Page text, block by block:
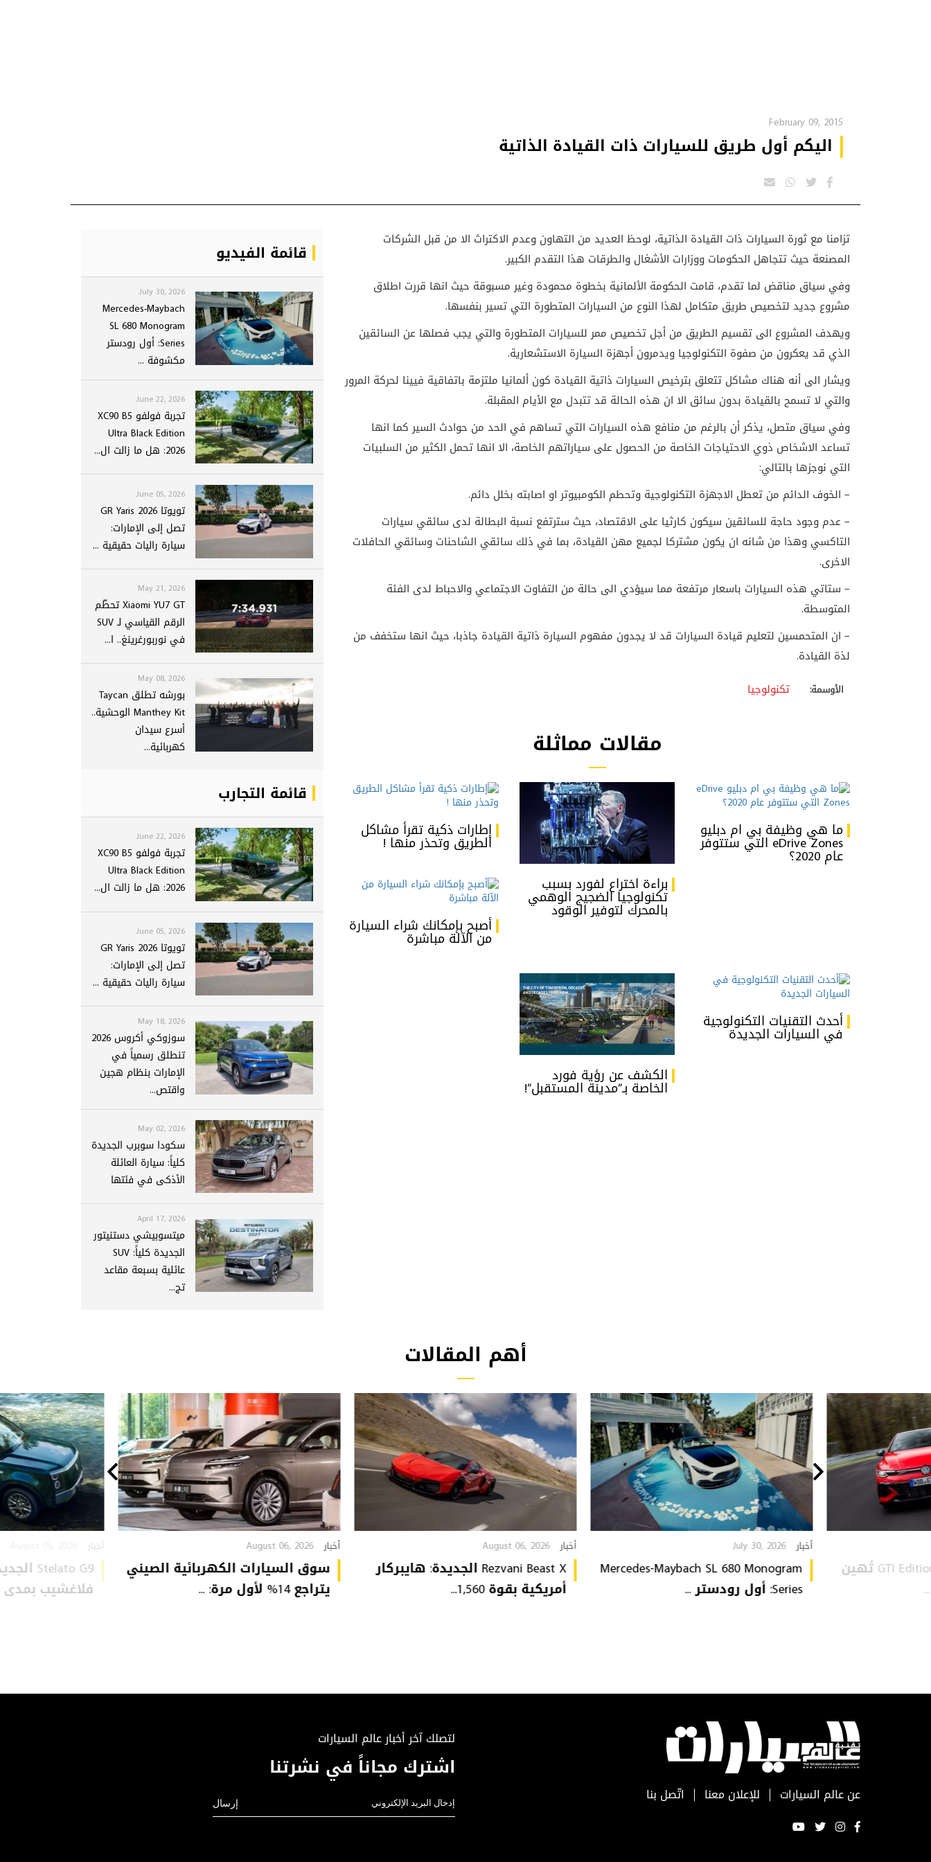
February 09, 2015
اليكم أول طريق للسيارات ذات القيادة الذاتية
تزامنا مع ثورة السيارات ذات القيادة الذاتية، لوحظ العديد من التهاون وعدم الاكتراث الا من قبل الشركات
المصنعة حيث تتجاهل الحكومات ووزارات الأشغال والطرقات هذا التقدم الكبير.
وفي سياق مناقض لما تقدم، قامت الحكومة الألمانية بخطوة محمودة وغير مسبوقة حيث انها قررت اطلاق
مشروع جديد لتخصيص طريق متكامل لهذا النوع من السيارات المتطورة التي تسير بنفسها.
ويهدف المشروع الى تقسيم الطريق من أجل تخصيص ممر للسيارات المتطورة والتي يجب فصلها عن السائقين
الذي قد يعكرون من صفوة التكنولوجيا ويدمرون أجهزة السيارة الاستشعارية.
ويشار الى أنه هناك مشاكل تتعلق بترخيص السيارات ذاتية القيادة كون ألمانيا ملتزمة باتفاقية فيينا لحركة المرور
والتي لا تسمح بالقيادة بدون سائق الا ان هذه الحالة قد تتبدل مع الأيام المقبلة.
وفي سياق متصل، يذكر أن بالرغم من منافع هذه السيارات التي تساهم في الحد من حوادث السير كما انها
تساعد الاشخاص ذوي الاحتياجات الخاصة من الحصول على سياراتهم الخاصة، الا انها تحمل الكثير من السلبيات
التي نوجزها بالتالي:
– الخوف الدائم من تعطل الاجهزة التكنولوجية وتحطم الكومبيوتر او اصابته بخلل دائم.
– عدم وجود حاجة للسائقين سيكون كارثيا على الاقتصاد، حيث سترتفع نسبة البطالة لدى سائقي سيارات
التاكسي وهذا من شانه ان يكون مشتركا لجميع مهن القيادة، بما في ذلك سائقي الشاحنات وسائقي الحافلات
الاخرى.
– ستاتي هذه السيارات باسعار مرتفعة مما سيؤدي الى حالة من التفاوت الاجتماعي والاحباط لدى الفئة
المتوسطة.
– ان المتحمسين لتعليم قيادة السيارات قد لا يجدون مفهوم السيارة ذاتية القيادة جاذبا، حيث انها ستخفف من
لذة القيادة.
الأوسمة: تكنولوجيا
مقالات مماثلة
ما هي وظيفة بي ام دبليو
eDrive Zones التي ستتوفر
عام 2020؟
براءة اختراع لفورد بسبب
تكنولوجيا الضجيج الوهمي
بالمحرك لتوفير الوقود
إطارات ذكية تقرأ مشاكل
الطريق وتحذر منها !
أصبح بإمكانك شراء السيارة
من الآلة مباشرة
أحدث التقنيات التكنولوجية
في السيارات الجديدة
الكشف عن رؤية فورد
الخاصة بـ”مدينة المستقبل”!
قائمة الفيديو
July 30, 2026
Mercedes-Maybach
SL 680 Monogram
Series: أول رودستر
مكشوفة ...
June 22, 2026
تجربة فولفو XC90 B5
Ultra Black Edition
2026: هل ما زالت ال...
June 05, 2026
تويوتا GR Yaris 2026
تصل إلى الإمارات:
سيارة راليات حقيقية ...
May 21, 2026
Xiaomi YU7 GT تحطّم
الرقم القياسي لـ SUV
في نوربورغرينغ.. ا...
May 08, 2026
بورشه تطلق Taycan
Manthey Kit الوحشية..
أسرع سيدان
كهربائية...
قائمة التجارب
June 22, 2026
تجربة فولفو XC90 B5
Ultra Black Edition
2026: هل ما زالت ال...
June 05, 2026
تويوتا GR Yaris 2026
تصل إلى الإمارات:
سيارة راليات حقيقية ...
May 18, 2026
سوزوكي أكروس 2026
تنطلق رسمياً في
الإمارات بنظام هجين
واقتص...
May 02, 2026
سكودا سوبرب الجديدة
كلياً: سيارة العائلة
الأذكى في فئتها
April 17, 2026
ميتسوبيشي دستنيتور
الجديدة كلياً: SUV
عائلية بسبعة مقاعد
تج...
أهم المقالات
فولكس فاغن GTI Edition 50 تُهين
أخبار July 30, 2026
Mercedes-Maybach SL 680 Monogram
Series: أول رودستر ...
أخبار August 06, 2026
Rezvani Beast X الجديدة: هايبركار
أمريكية بقوة 1,560...
أخبار August 06, 2026
سوق السيارات الكهربائية الصيني
يتراجع 14% لأول مرة: ...
أخبار
فلاغشيب بمدى 1,366 كم ...
عن عالم السيارات للإعلان معنا اتّصل بنا
لتصلك آخر أخبار عالم السيارات
اشترك مجاناً في نشرتنا